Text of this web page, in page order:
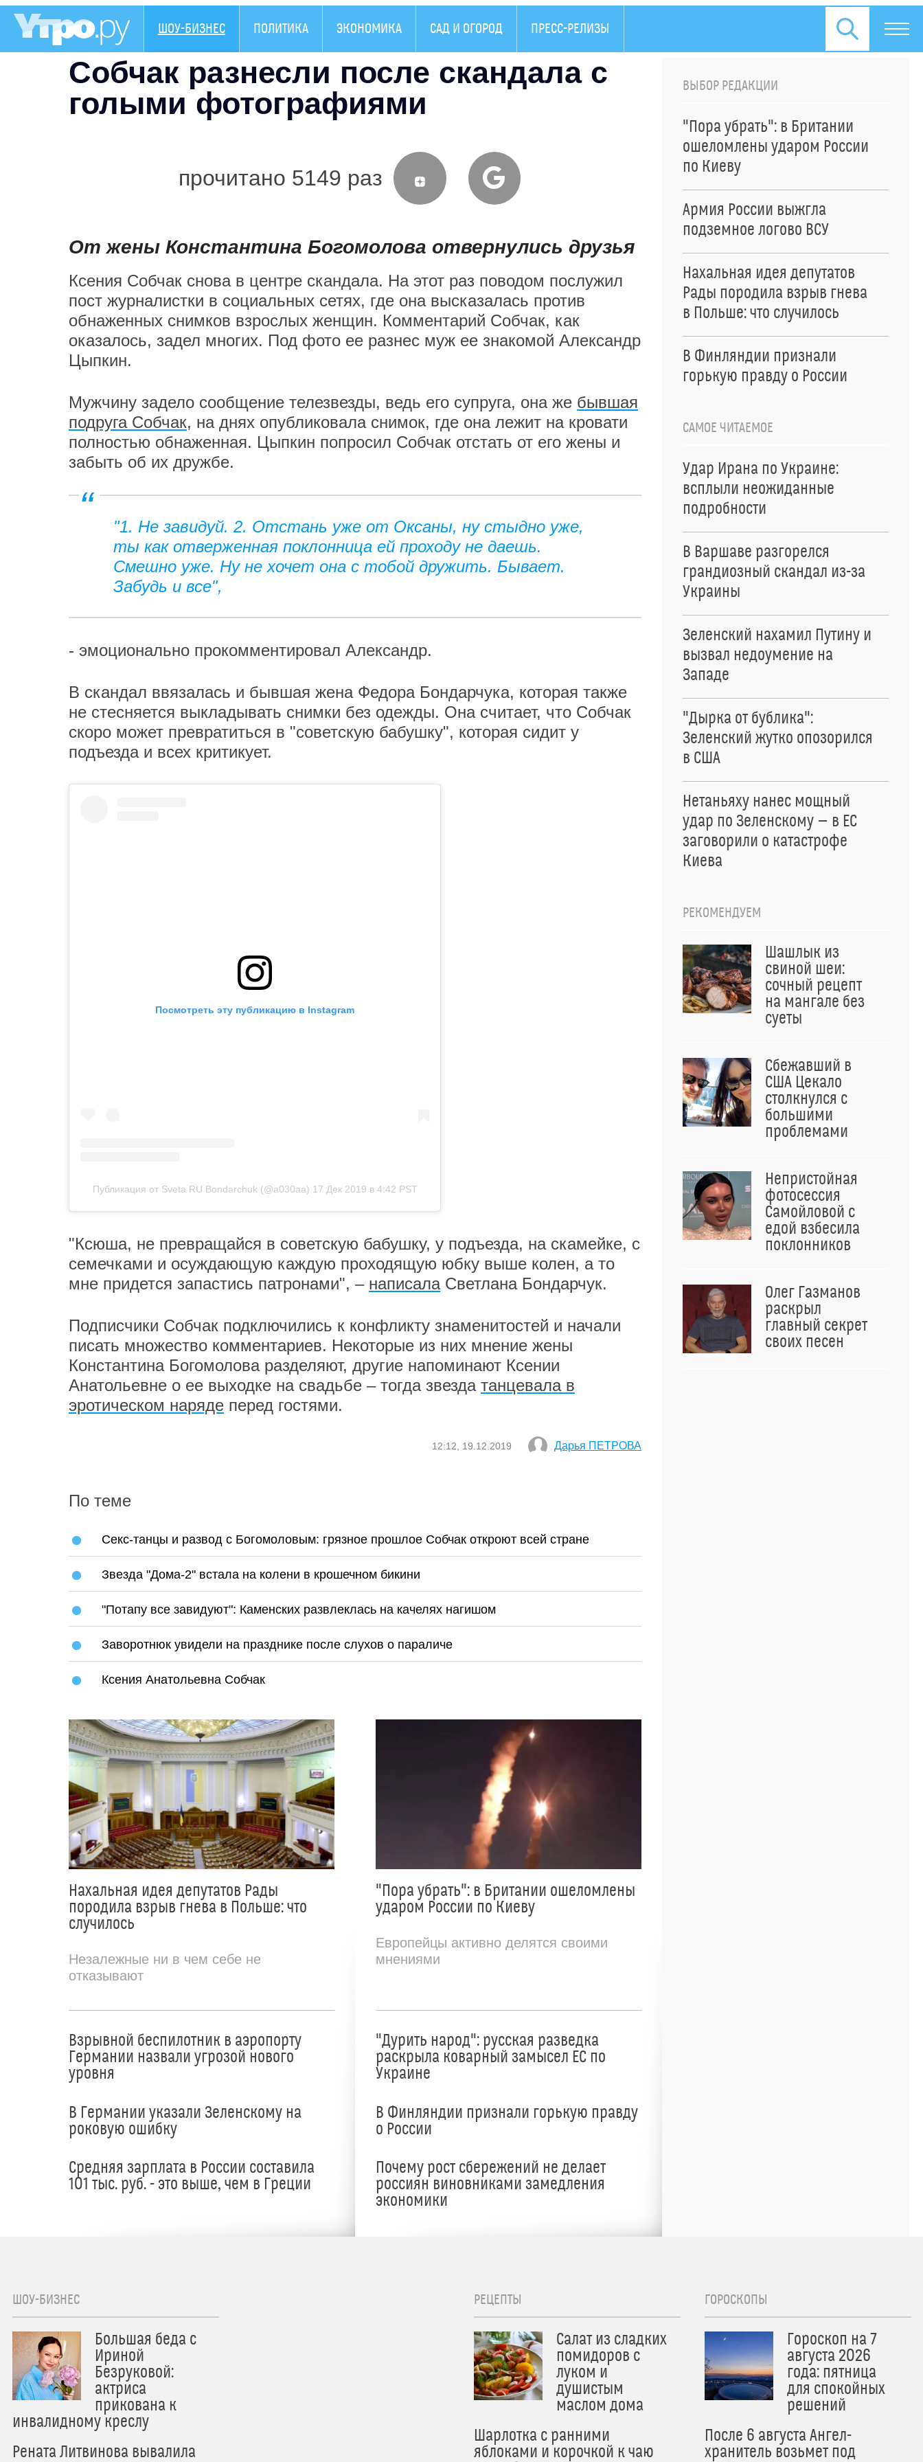
ШОУ-БИЗНЕС ПОЛИТИКА ЭКОНОМИКА САД И ОГОРОД ПРЕСС-РЕЛИЗЫ
Собчак разнесли после скандала с
голыми фотографиями
прочитано 5149 раз
От жены Константина Богомолова отвернулись друзья
Ксения Собчак снова в центре скандала. На этот раз поводом послужил
пост журналистки в социальных сетях, где она высказалась против
обнаженных снимков взрослых женщин. Комментарий Собчак, как
оказалось, задел многих. Под фото ее разнес муж ее знакомой Александр
Цыпкин.
Мужчину задело сообщение телезвезды, ведь его супруга, она же бывшая
подруга Собчак, на днях опубликовала снимок, где она лежит на кровати
полностью обнаженная. Цыпкин попросил Собчак отстать от его жены и
забыть об их дружбе.
"1. Не завидуй. 2. Отстань уже от Оксаны, ну стыдно уже,
ты как отверженная поклонница ей проходу не даешь.
Смешно уже. Ну не хочет она с тобой дружить. Бывает.
Забудь и все",
- эмоционально прокомментировал Александр.
В скандал ввязалась и бывшая жена Федора Бондарчука, которая также
не стесняется выкладывать снимки без одежды. Она считает, что Собчак
скоро может превратиться в "советскую бабушку", которая сидит у
подъезда и всех критикует.
Посмотреть эту публикацию в Instagram
Публикация от Sveta RU Bondarchuk (@a030aa) 17 Дек 2019 в 4:42 PST
"Ксюша, не превращайся в советскую бабушку, у подъезда, на скамейке, с
семечками и осуждающую каждую проходящую юбку выше колен, а то
мне придется запастись патронами", – написалаСветлана Бондарчук.
Подписчики Собчак подключились к конфликту знаменитостей и начали
писать множество комментариев. Некоторые из них мнение жены
Константина Богомолова разделяют, другие напоминают Ксении
Анатольевне о ее выходке на свадьбе – тогда звезда танцевала в
эротическом наряде перед гостями.
12:12, 19.12.2019 Дарья ПЕТРОВА
По теме
Секс-танцы и развод с Богомоловым: грязное прошлое Собчак откроют всей стране
Звезда "Дома-2" встала на колени в крошечном бикини
"Потапу все завидуют": Каменских развлеклась на качелях нагишом
Заворотнюк увидели на празднике после слухов о параличе
Ксения Анатольевна Собчак
Нахальная идея депутатов Рады
породила взрыв гнева в Польше: что
случилось
Незалежные ни в чем себе не
отказывают
Взрывной беспилотник в аэропорту
Германии назвали угрозой нового
уровня
В Германии указали Зеленскому на
роковую ошибку
Средняя зарплата в России составила
101 тыс. руб. - это выше, чем в Греции
"Пора убрать": в Британии ошеломлены
ударом России по Киеву
Европейцы активно делятся своими
мнениями
"Дурить народ": русская разведка
раскрыла коварный замысел ЕС по
Украине
В Финляндии признали горькую правду
о России
Почему рост сбережений не делает
россиян виновниками замедления
экономики
ВЫБОР РЕДАКЦИИ
"Пора убрать": в Британии
ошеломлены ударом России
по Киеву
Армия России выжгла
подземное логово ВСУ
Нахальная идея депутатов
Рады породила взрыв гнева
в Польше: что случилось
В Финляндии признали
горькую правду о России
САМОЕ ЧИТАЕМОЕ
Удар Ирана по Украине:
всплыли неожиданные
подробности
В Варшаве разгорелся
грандиозный скандал из-за
Украины
Зеленский нахамил Путину и
вызвал недоумение на
Западе
"Дырка от бублика":
Зеленский жутко опозорился
в США
Нетаньяху нанес мощный
удар по Зеленскому — в ЕС
заговорили о катастрофе
Киева
РЕКОМЕНДУЕМ
Шашлык из
свиной шеи:
сочный рецепт
на мангале без
суеты
Сбежавший в
США Цекало
столкнулся с
большими
проблемами
Непристойная
фотосессия
Самойловой с
едой взбесила
поклонников
Олег Газманов
раскрыл
главный секрет
своих песен
ШОУ-БИЗНЕС
Большая беда с
Ириной
Безруковой:
актриса
прикована к
инвалидному креслу
Рената Литвинова вывалила
РЕЦЕПТЫ
Салат из сладких
помидоров с
луком и
душистым
маслом дома
Шарлотка с ранними
яблоками и корочкой к чаю
ГОРОСКОПЫ
Гороскоп на 7
августа 2026
года: пятница
для спокойных
решений
После 6 августа Ангел-
хранитель возьмет под